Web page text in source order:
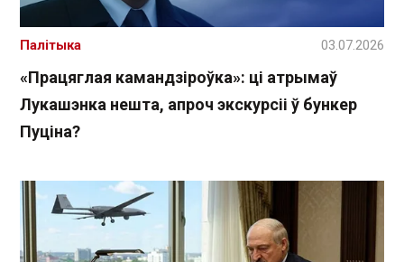
«Працяглая камандзіроўка»: ці атрымаў
Лукашэнка нешта, апроч экскурсіі ў бункер
Пуціна?
Палітыка 03.07.2026